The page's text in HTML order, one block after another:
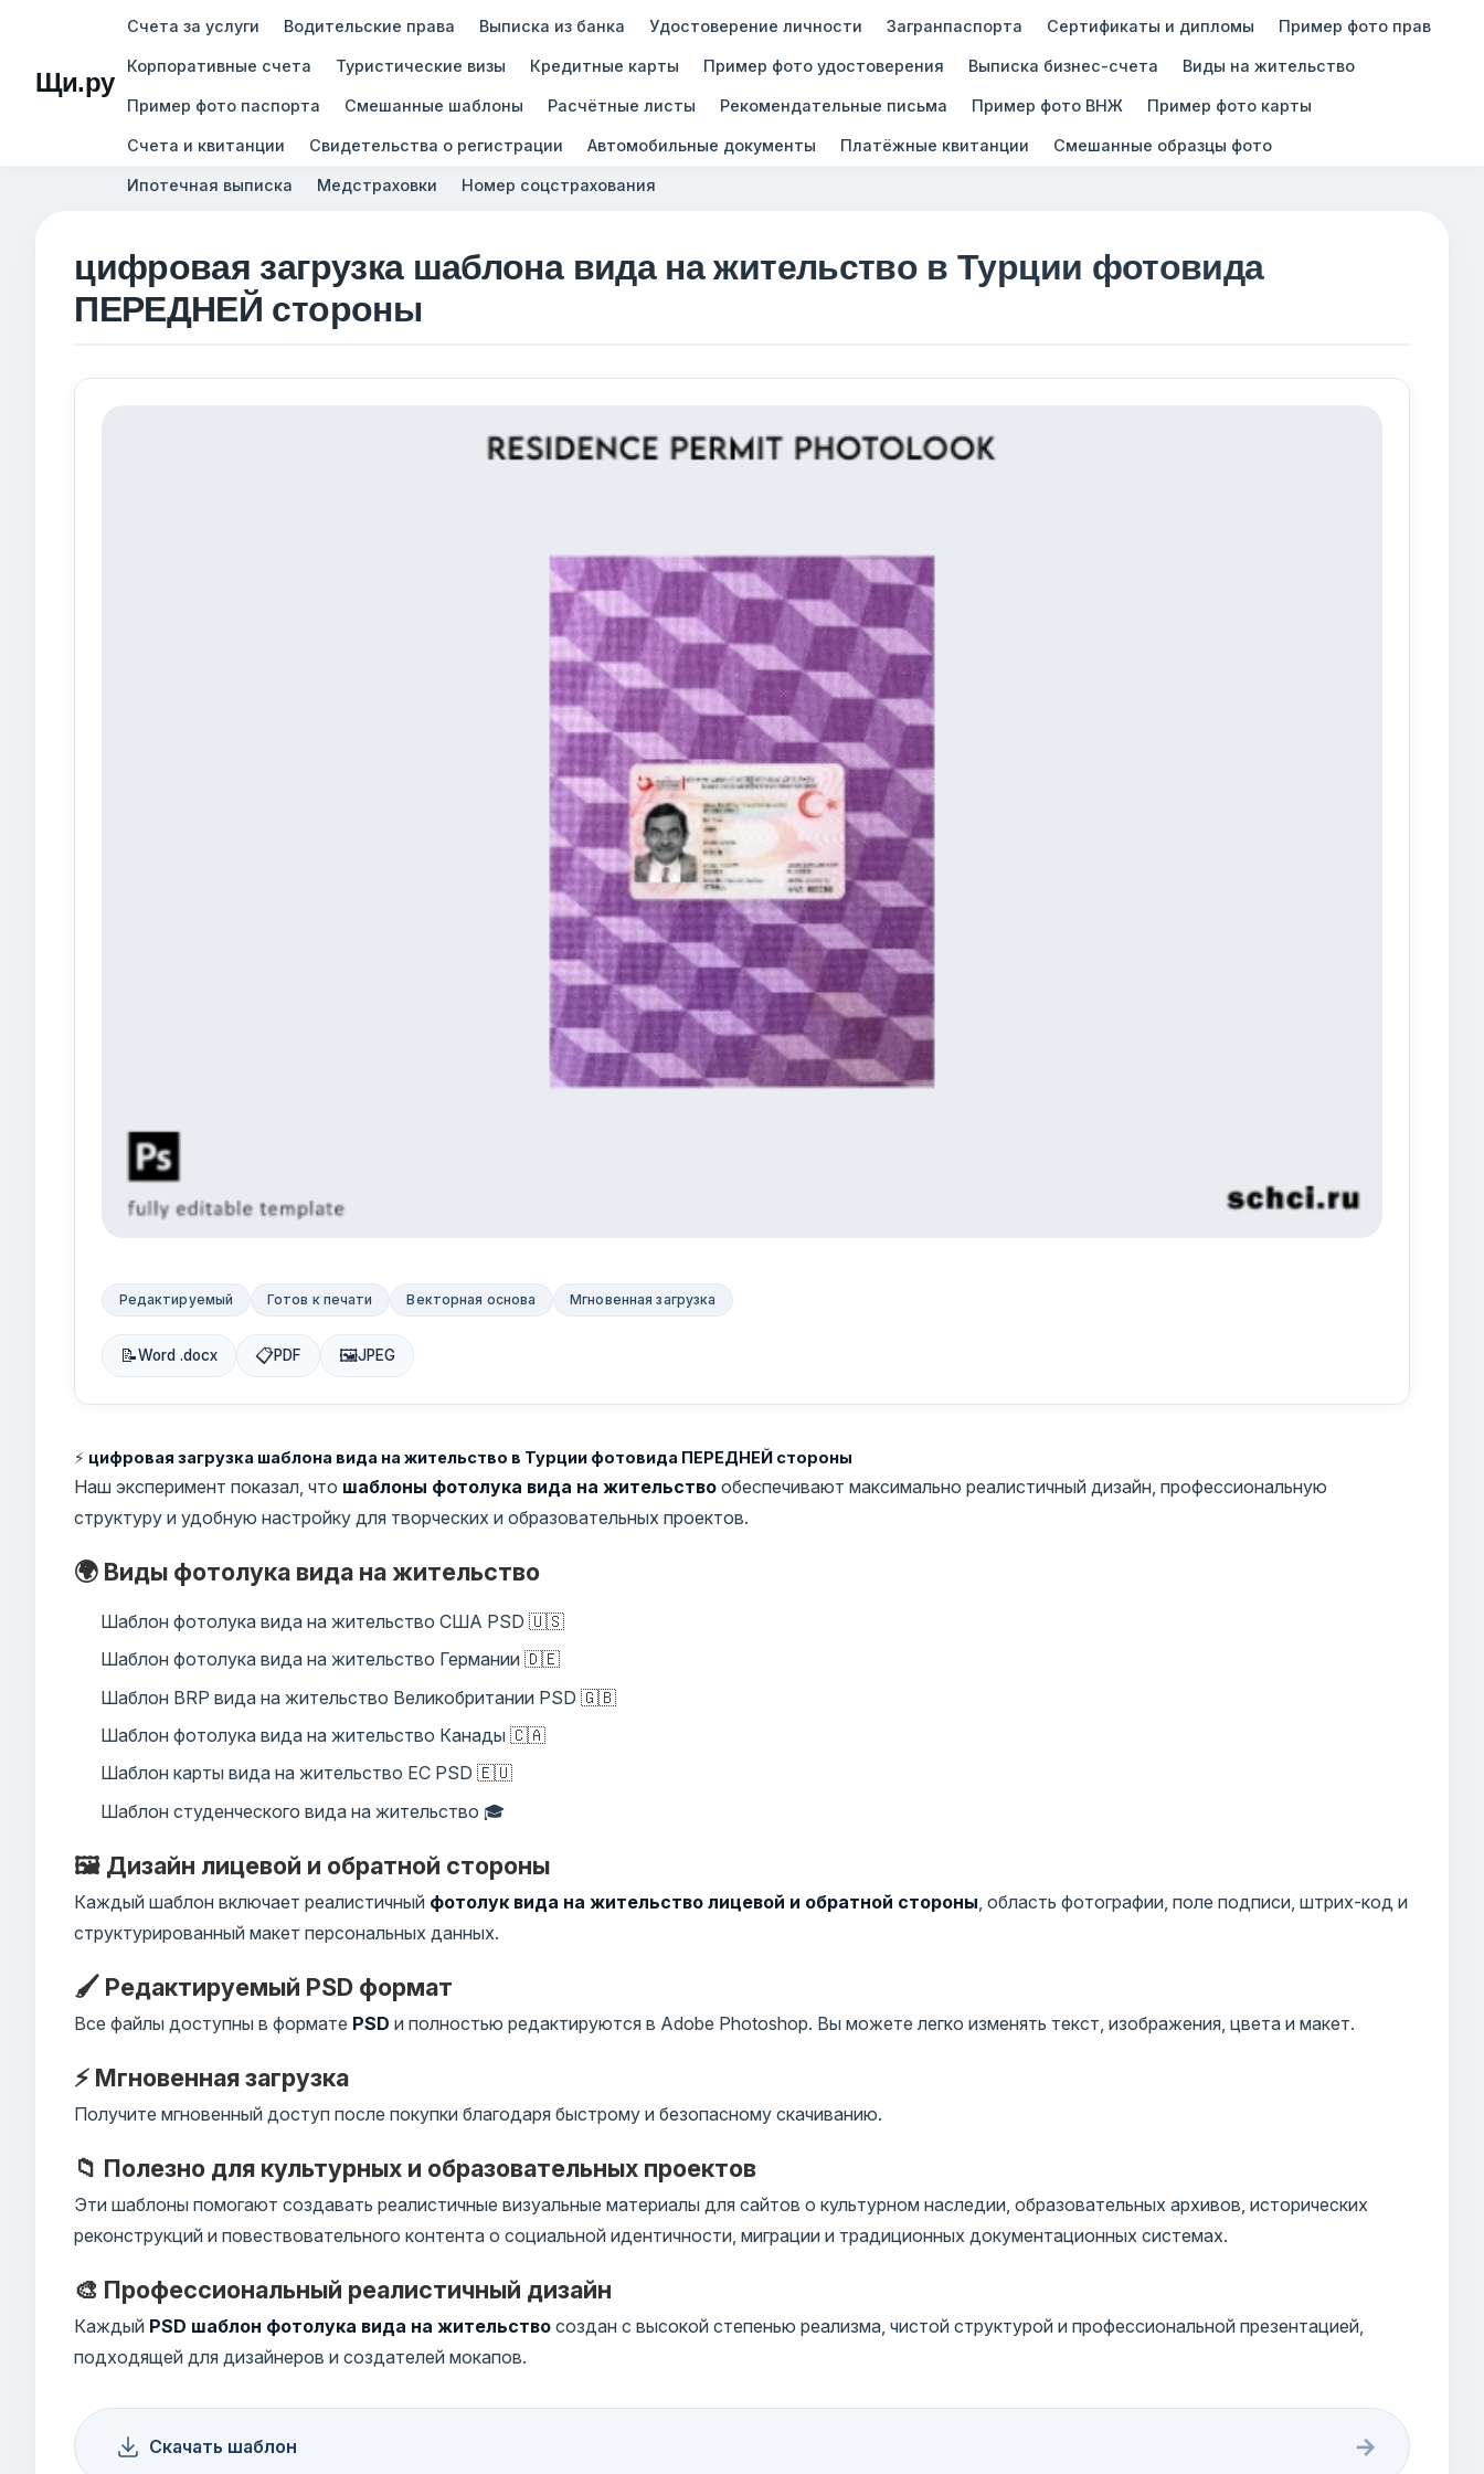
Щи.ру
Счета за услуги Водительские права Выписка из банка Удостоверение личности Загранпаспорта Сертификаты и дипломы Пример фото прав
Корпоративные счета Туристические визы Кредитные карты Пример фото удостоверения Выписка бизнес-счета Виды на жительство
Пример фото паспорта Смешанные шаблоны Расчётные листы Рекомендательные письма Пример фото ВНЖ Пример фото карты
Счета и квитанции Свидетельства о регистрации Автомобильные документы Платёжные квитанции Смешанные образцы фото
Ипотечная выписка Медстраховки Номер соцстрахования
цифровая загрузка шаблона вида на жительство в Турции фотовида
ПЕРЕДНЕЙ стороны
Редактируемый Готов к печати Векторная основа Мгновенная загрузка
📝Word .docx 📋PDF 🖼JPEG
⚡ цифровая загрузка шаблона вида на жительство в Турции фотовида ПЕРЕДНЕЙ стороны
Наш эксперимент показал, что шаблоны фотолука вида на жительство обеспечивают максимально реалистичный дизайн, профессиональную
структуру и удобную настройку для творческих и образовательных проектов.
🌍 Виды фотолука вида на жительство
Шаблон фотолука вида на жительство США PSD 🇺🇸
Шаблон фотолука вида на жительство Германии 🇩🇪
Шаблон BRP вида на жительство Великобритании PSD 🇬🇧
Шаблон фотолука вида на жительство Канады 🇨🇦
Шаблон карты вида на жительство ЕС PSD 🇪🇺
Шаблон студенческого вида на жительство 🎓
🖼️ Дизайн лицевой и обратной стороны
Каждый шаблон включает реалистичный фотолук вида на жительство лицевой и обратной стороны , область фотографии, поле подписи, штрих-код и
структурированный макет персональных данных.
🖌️ Редактируемый PSD формат
Все файлы доступны в формате PSD и полностью редактируются в Adobe Photoshop. Вы можете легко изменять текст, изображения, цвета и макет.
⚡ Мгновенная загрузка
Получите мгновенный доступ после покупки благодаря быстрому и безопасному скачиванию.
📁 Полезно для культурных и образовательных проектов
Эти шаблоны помогают создавать реалистичные визуальные материалы для сайтов о культурном наследии, образовательных архивов, исторических
реконструкций и повествовательного контента о социальной идентичности, миграции и традиционных документационных системах.
🎨 Профессиональный реалистичный дизайн
Каждый PSD шаблон фотолука вида на жительство создан с высокой степенью реализма, чистой структурой и профессиональной презентацией,
подходящей для дизайнеров и создателей мокапов.
Скачать шаблон →